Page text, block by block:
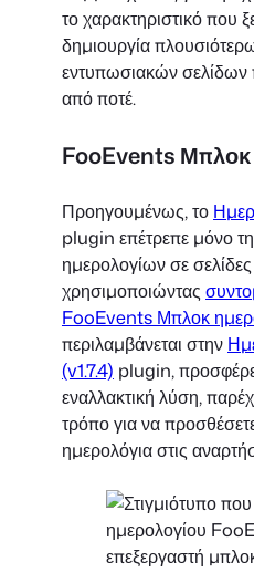
το χαρακτηριστικό που
δημιουργία
εντυπωσιακών σελίδων
από ποτέ.
FooEvents Μπλοκ
Προηγουμένως, το
plugin επέτρεπε μόνο
ημερολογίων σε
χρησιμοποιώντας
FooEvents Μπλοκ
περιλαμβάνεται στην
(v1.7.4) plugin,
εναλλακτική λύση,
τρόπο για να
ημερολόγια στις